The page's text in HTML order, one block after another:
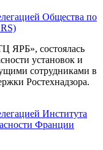
Общества по
ЯРБ», состоялась
установок и
сотрудниками в
Ростехнадзора.
Института
Франции